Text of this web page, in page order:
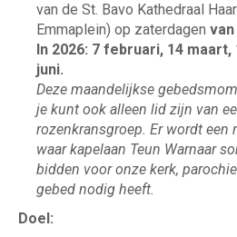
van de St. Bavo Kathedraal
Emmaplein) op zaterdagen van
In 2026: 7 februari, 14 maart,
juni.
Deze maandelijkse
je kunt ook alleen lid zijn van
rozenkransgroep. Er wordt een
waar kapelaan Teun Warnaar
bidden voor onze kerk,
gebed nodig heeft.
Doel: